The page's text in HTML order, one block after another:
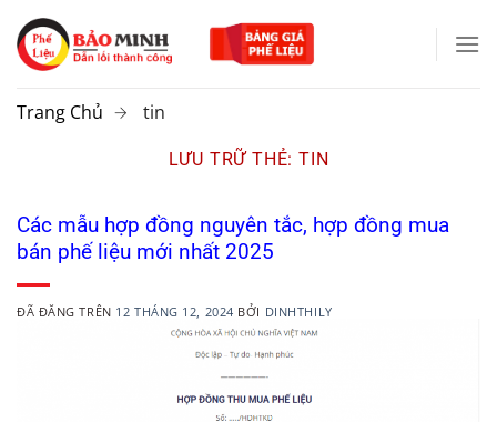
Chuyển
đến
nội
Trang Chủ tin
LƯU TRỮ THẺ: TIN
Các mẫu hợp đồng nguyên tắc, hợp đồng mua
bán phế liệu mới nhất 2025
ĐÃ ĐĂNG TRÊN 12 THÁNG 12, 2024 BỞI DINHTHILY